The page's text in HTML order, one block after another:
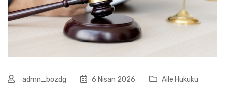
admn_bozdg 6 Nisan 2026
Aile Hukuku